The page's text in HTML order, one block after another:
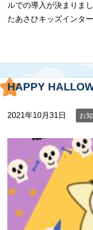
ルでの導入が決まりま
たあさひキッズインタ
HAPPY
2021年10月31日 お